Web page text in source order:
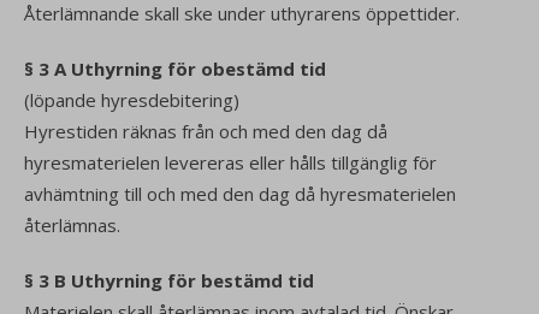
Återlämnande skall ske under uthyrarens öppettider.
§ 3 A Uthyrning för obestämd tid
(löpande hyresdebitering)
Hyrestiden räknas från och med den dag då
hyresmaterielen levereras eller hålls tillgänglig för
avhämtning till och med den dag då hyresmaterielen
återlämnas.
§ 3 B Uthyrning för bestämd tid